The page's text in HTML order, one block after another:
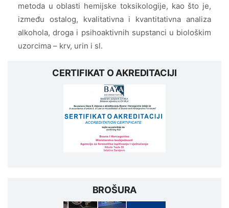
metoda u oblasti hemijske toksikologije, kao što je,
između ostalog, kvalitativna i kvantitativna analiza
alkohola, droga i psihoaktivnih supstanci u biološkim
uzorcima – krv, urin i sl.
CERTIFIKAT O AKREDITACIJI
BROŠURA